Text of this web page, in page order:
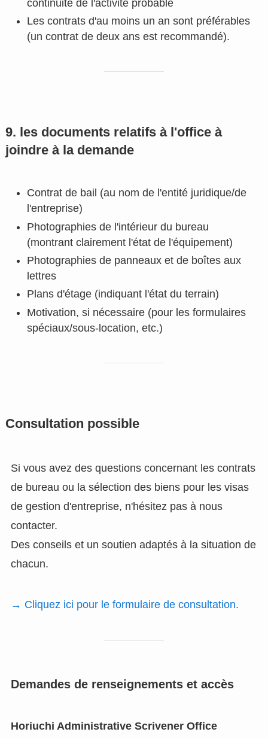
continuité de l'activité probable
Les contrats d'au moins un an sont préférables
(un contrat de deux ans est recommandé).
9. les documents relatifs à l'office à
joindre à la demande
Contrat de bail (au nom de l'entité juridique/de
l'entreprise)
Photographies de l'intérieur du bureau
(montrant clairement l'état de l'équipement)
Photographies de panneaux et de boîtes aux
lettres
Plans d'étage (indiquant l'état du terrain)
Motivation, si nécessaire (pour les formulaires
spéciaux/sous-location, etc.)
Consultation possible
Si vous avez des questions concernant les contrats
de bureau ou la sélection des biens pour les visas
de gestion d'entreprise, n'hésitez pas à nous
contacter.
Des conseils et un soutien adaptés à la situation de
chacun.
→ Cliquez ici pour le formulaire de consultation.
Demandes de renseignements et accès
Horiuchi Administrative Scrivener Office